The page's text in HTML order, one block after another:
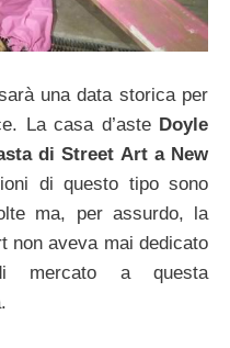
una data storica per
La casa d’aste Doyle
di Street Art a New
di questo tipo sono
ma, per assurdo, la
non aveva mai dedicato
mercato a questa